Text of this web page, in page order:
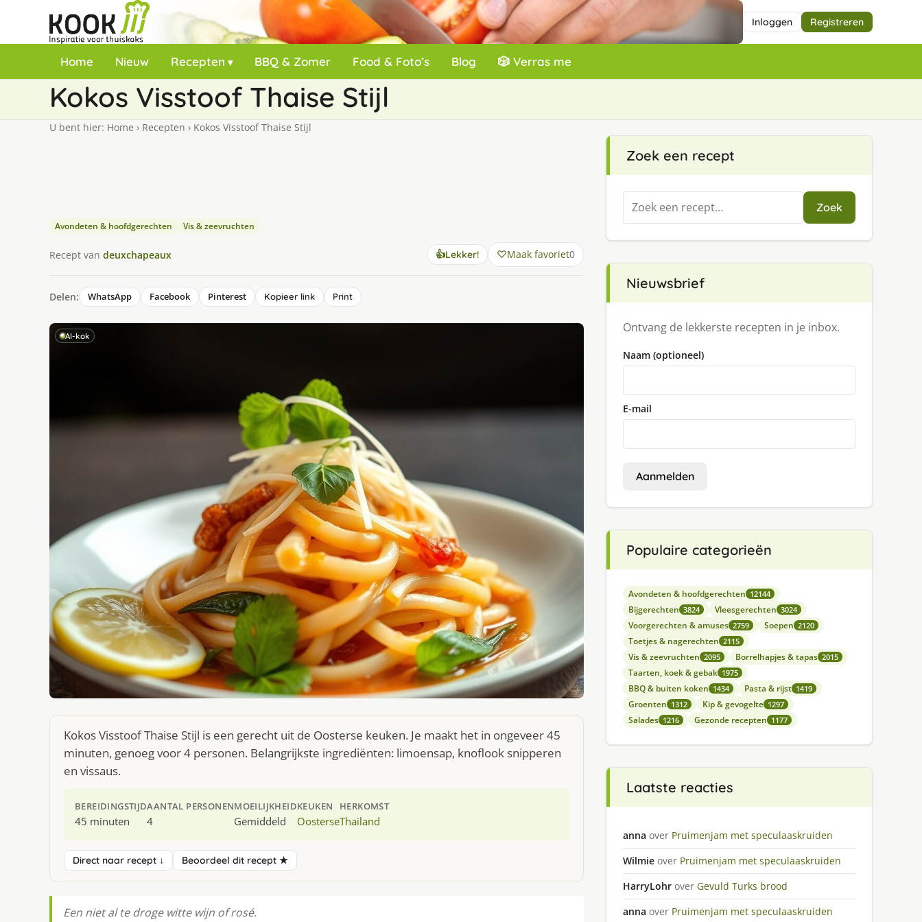
Inloggen Registreren
Home Nieuw Recepten BBQ & Zomer Food & Foto’s Blog 🎲 Verras me
Kokos Visstoof Thaise Stijl
U bent hier: Home › Recepten › Kokos Visstoof Thaise Stijl
Avondeten & hoofdgerechten Vis & zeevruchten
Recept van deuxchapeaux 👍Lekker! Maak favoriet0
Delen: WhatsApp Facebook Pinterest Kopieer link Print
AI-kok
Kokos Visstoof Thaise Stijl is een gerecht uit de Oosterse keuken. Je maakt het in ongeveer 45
minuten, genoeg voor 4 personen. Belangrijkste ingrediënten: limoensap, knoflook snipperen
en vissaus.
BEREIDINGSTIJD
45 minuten
AANTAL PERSONEN
4
MOEILIJKHEID
Gemiddeld
KEUKEN
Oosterse
HERKOMST
Thailand
Direct naar recept ↓ Beoordeel dit recept ★
Een niet al te droge witte wijn of rosé.
Zoek een recept
Zoeken
naar:
Zoek
Nieuwsbrief
Ontvang de lekkerste recepten in je inbox.
Naam (optioneel)
E-mail
Aanmelden
Populaire categorieën
Avondeten & hoofdgerechten 12144
Bijgerechten 3824 Vleesgerechten 3024
Voorgerechten & amuses 2759 Soepen 2120
Toetjes & nagerechten 2115
Vis & zeevruchten 2095 Borrelhapjes & tapas 2015
Taarten, koek & gebak 1975
BBQ & buiten koken 1434 Pasta & rijst 1419
Groenten 1312 Kip & gevogelte 1297
Salades 1216 Gezonde recepten 1177
Laatste reacties
anna over Pruimenjam met speculaaskruiden
Wilmie over Pruimenjam met speculaaskruiden
HarryLohr over Gevuld Turks brood
anna over Pruimenjam met speculaaskruiden